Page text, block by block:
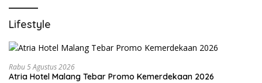
Lifestyle
Rabu 5 Agustus 2026
Atria Hotel Malang Tebar Promo Kemerdekaan 2026